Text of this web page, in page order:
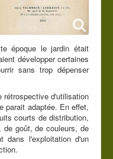
époque le jardin était
développer certaines
sans trop dépenser
d'utilisation
parait adaptée. En effet,
courts de distribution,
de goût, de couleurs, de
dans l'exploitation d'un